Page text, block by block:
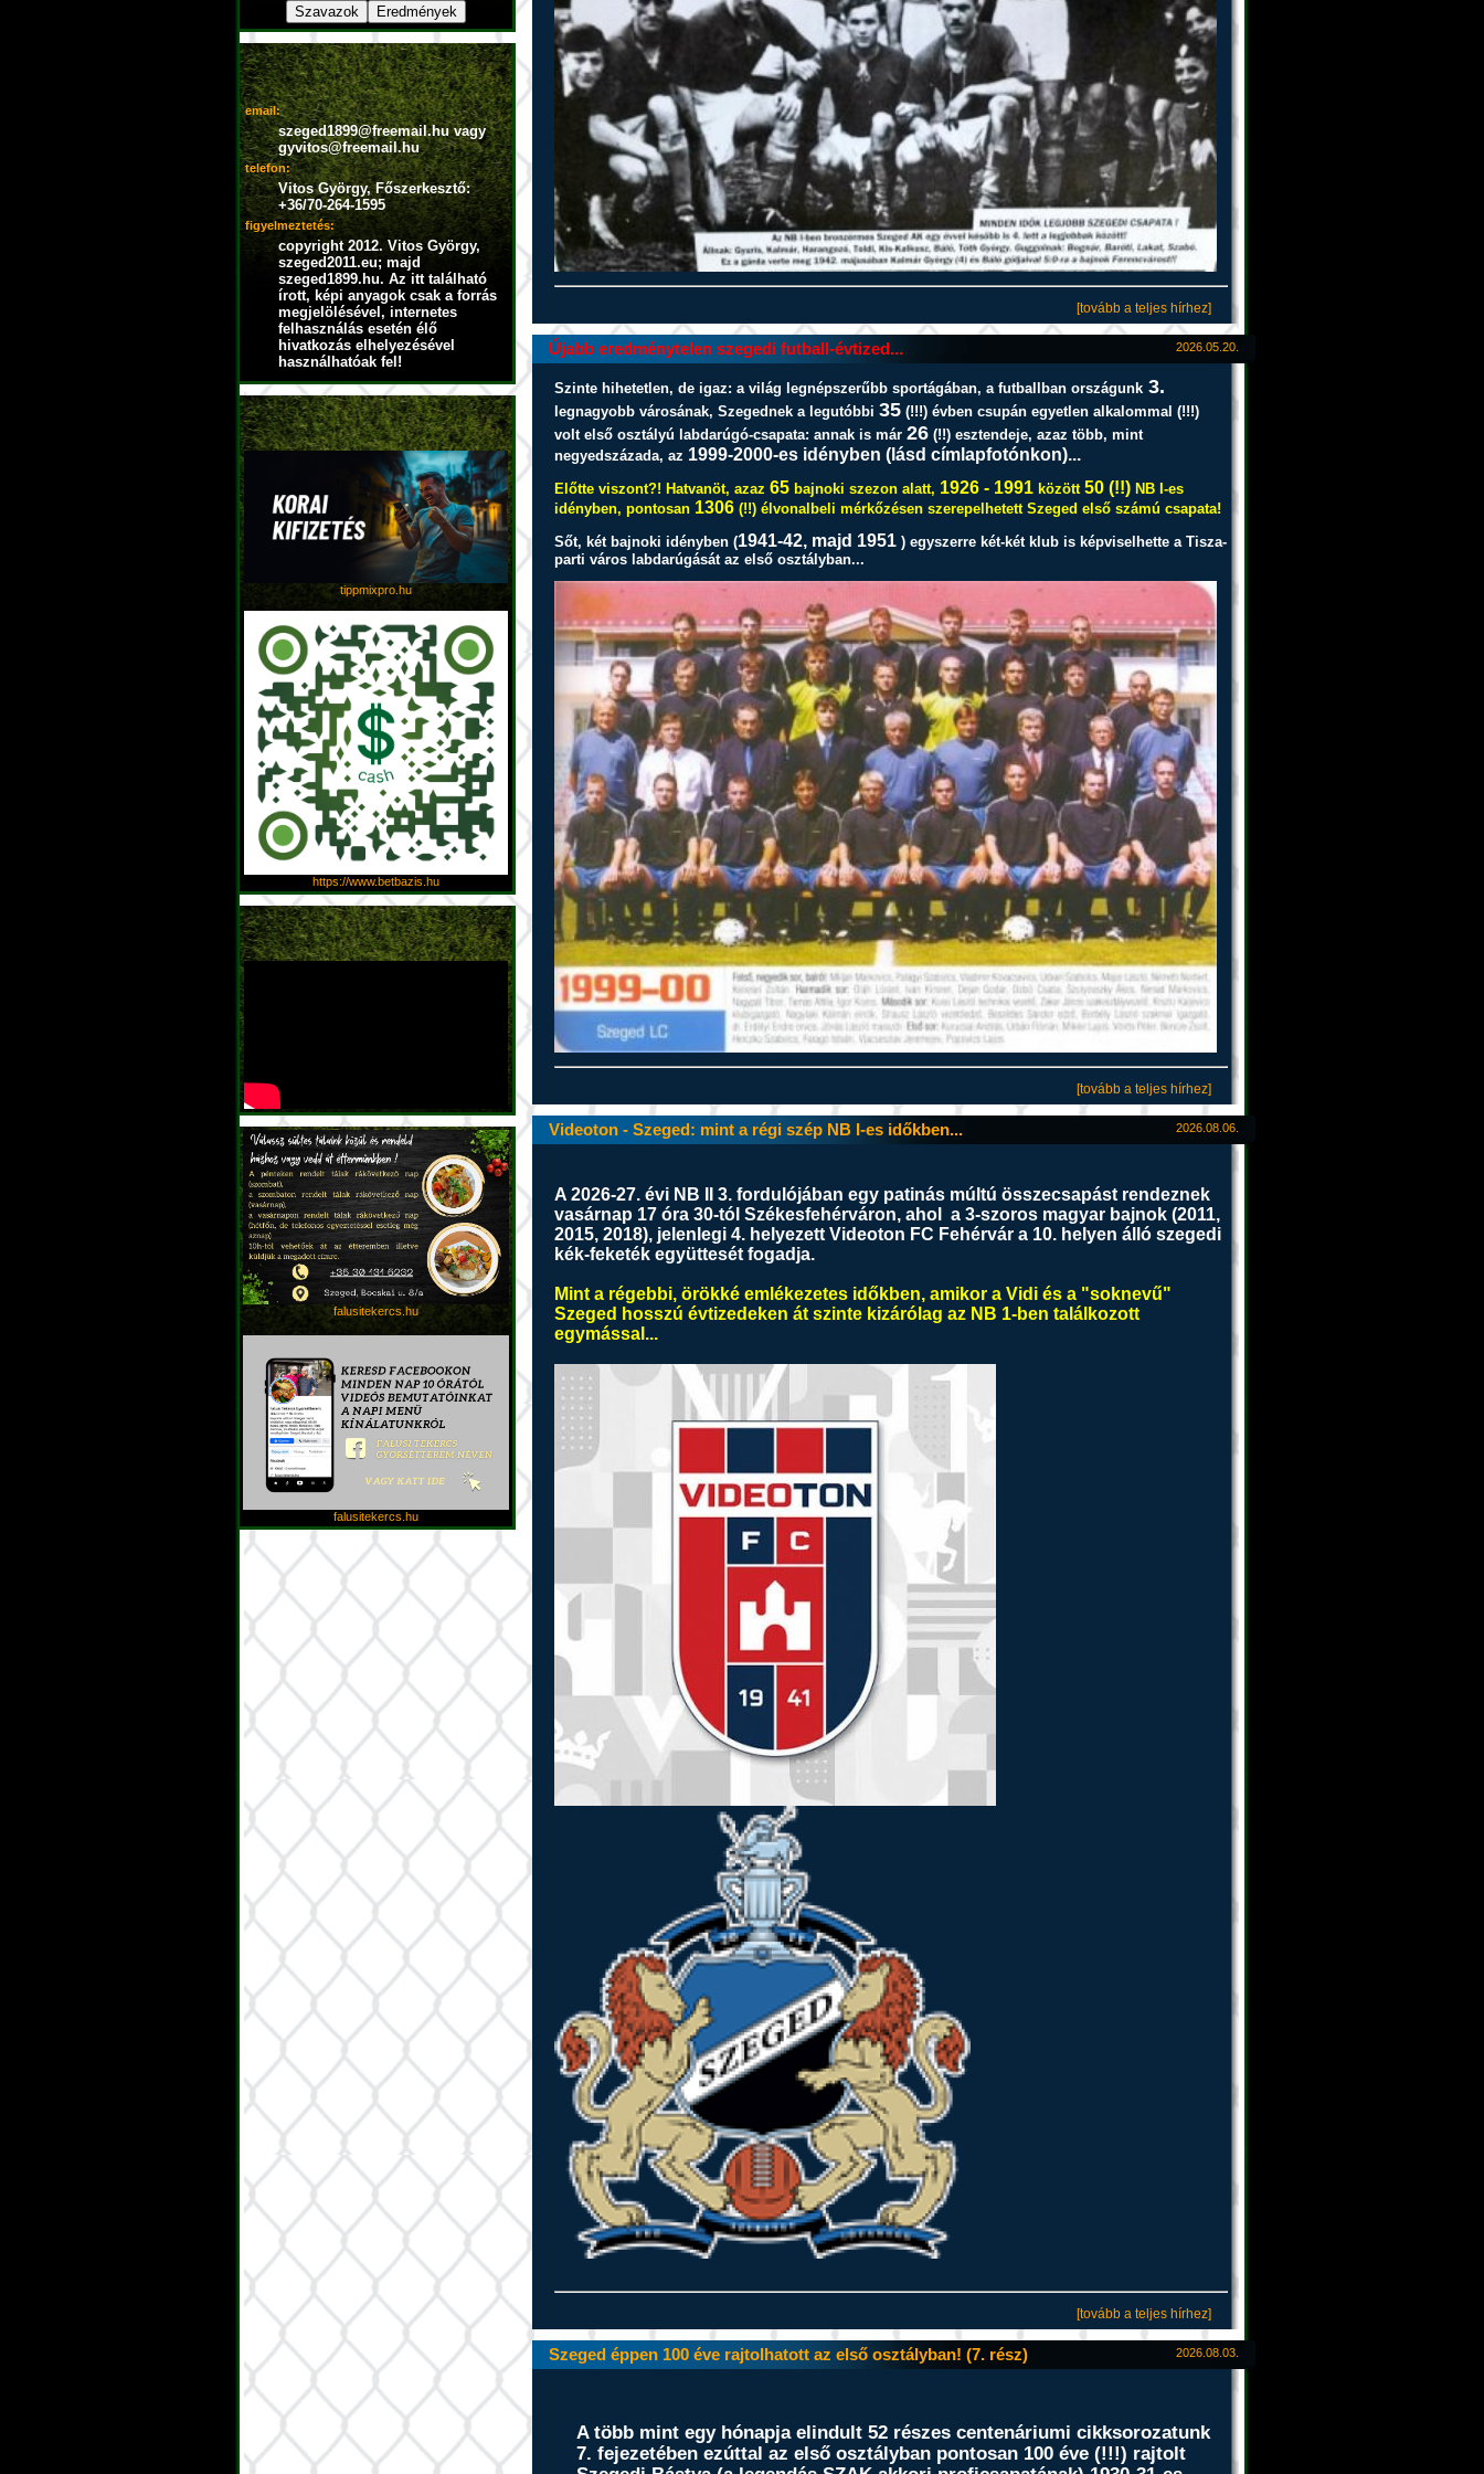
email:
szeged1899@freemail.hu vagy
gyvitos@freemail.hu
telefon:
Vitos György, Főszerkesztő:
+36/70-264-1595
figyelmeztetés:
copyright 2012. Vitos György,
szeged2011.eu; majd
szeged1899.hu. Az itt található
írott, képi anyagok csak a forrás
megjelölésével, internetes
felhasználás esetén élő
hivatkozás elhelyezésével
használhatóak fel!
tippmixpro.hu
https://www.betbazis.hu
falusitekercs.hu
falusitekercs.hu
[tovább a teljes hírhez]
Újabb eredménytelen szegedi futball-évtized... 2026.05.20.
Szinte hihetetlen, de igaz: a világ legnépszerűbb sportágában, a futballban országunk 3.
legnagyobb városának, Szegednek a legutóbbi 35 (!!!) évben csupán egyetlen alkalommal (!!!)
volt első osztályú labdarúgó-csapata: annak is már 26 (!!) esztendeje, azaz több, mint
negyedszázada, az 1999-2000-es idényben (lásd címlapfotónkon)...
Előtte viszont?! Hatvanöt, azaz 65 bajnoki szezon alatt, 1926 - 1991 között 50 (!!) NB I-es
idényben, pontosan 1306 (!!) élvonalbeli mérkőzésen szerepelhetett Szeged első számú csapata!
Sőt, két bajnoki idényben (1941-42, majd 1951 ) egyszerre két-két klub is képviselhette a Tisza-
parti város labdarúgását az első osztályban...
[tovább a teljes hírhez]
Videoton - Szeged: mint a régi szép NB I-es időkben... 2026.08.06.
A 2026-27. évi NB II 3. fordulójában egy patinás múltú összecsapást rendeznek
vasárnap 17 óra 30-tól Székesfehérváron, ahol a 3-szoros magyar bajnok (2011,
2015, 2018), jelenlegi 4. helyezett Videoton FC Fehérvár a 10. helyen álló szegedi
kék-feketék együttesét fogadja.
Mint a régebbi, örökké emlékezetes időkben, amikor a Vidi és a "soknevű"
Szeged hosszú évtizedeken át szinte kizárólag az NB 1-ben találkozott
egymással...
[tovább a teljes hírhez]
Szeged éppen 100 éve rajtolhatott az első osztályban! (7. rész) 2026.08.03.
A több mint egy hónapja elindult 52 részes centenáriumi cikksorozatunk
7. fejezetében ezúttal az első osztályban pontosan 100 éve (!!!) rajtolt